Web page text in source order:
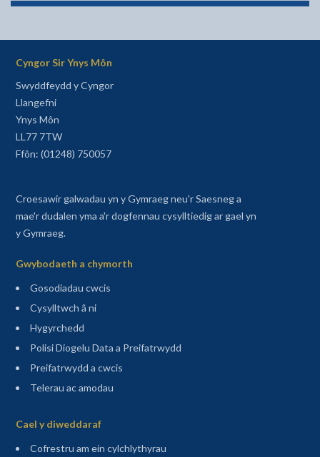
Cyngor Sir Ynys Môn
Swyddfeydd y Cyngor
Llangefni
Ynys Môn
LL77 7TW
Ffôn: (01248) 750057
Croesawir galwadau yn y Gymraeg neu'r Saesneg a
mae'r dudalen yma a'r dogfennau cysylltiedig ar gael yn
y Gymraeg.
Gwybodaeth a chymorth
Gosodiadau cwcis
Cysylltwch â ni
Hygyrchedd
Polisi Diogelu Data a Preifatrwydd
Preifatrwydd a cwcis
Telerau ac amodau
Cael y diweddaraf
Cofrestru am ein cylchlythyrau(agor mewn tab newydd)